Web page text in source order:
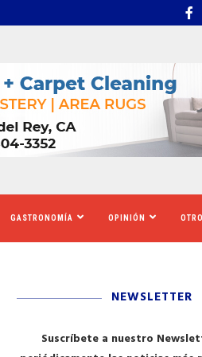
CALIFORNIA AUMENTARÁ EL
GASTRONOMÍA OPINIÓN
NEWSLETTER
Suscríbete a nuestro